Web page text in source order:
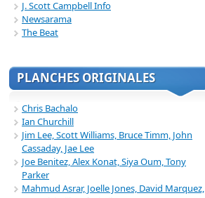
J. Scott Campbell Info
Newsarama
The Beat
PLANCHES ORIGINALES
Chris Bachalo
Ian Churchill
Jim Lee, Scott Williams, Bruce Timm, John
Cassaday, Jae Lee
Joe Benitez, Alex Konat, Siya Oum, Tony
Parker
Mahmud Asrar, Joelle Jones, David Marquez,